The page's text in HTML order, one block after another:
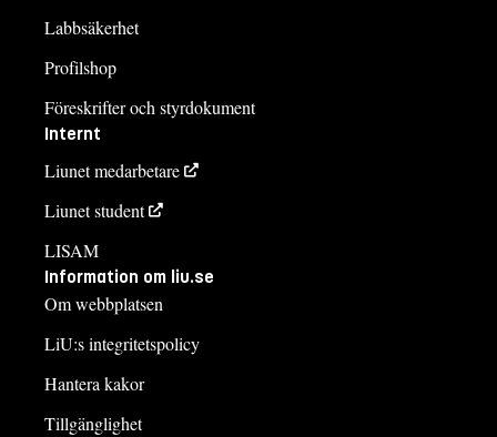
Labbsäkerhet
Profilshop
Föreskrifter och styrdokument
Internt
Liunet medarbetare
Liunet student
LISAM
Information om liu.se
Om webbplatsen
LiU:s integritetspolicy
Hantera kakor
Tillgänglighet